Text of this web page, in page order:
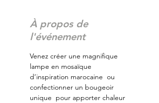
À propos de
l'événement
Venez créer une magnifique
lampe en mosaïque
d’inspiration marocaine  ou
confectionner un bougeoir
unique  pour apporter chaleur